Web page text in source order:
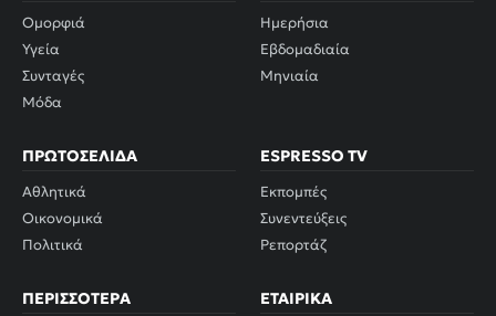
Ομορφιά
Υγεία
Συνταγές
Μόδα
Ημερήσια
Εβδομαδιαία
Μηνιαία
ΠΡΩΤΟΣΈΛΙΔΑ
Αθλητικά
Οικονομικά
Πολιτικά
ESPRESSO TV
Εκπομπές
Συνεντεύξεις
Ρεπορτάζ
ΠΕΡΙΣΣΌΤΕΡΑ ΕΤΑΙΡΙΚΆ